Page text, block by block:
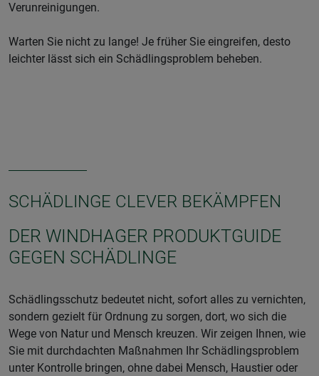
Verunreinigungen.
Warten Sie nicht zu lange! Je früher Sie eingreifen, desto
leichter lässt sich ein Schädlingsproblem beheben.
SCHÄDLINGE CLEVER BEKÄMPFEN
DER WINDHAGER PRODUKTGUIDE
GEGEN SCHÄDLINGE
Schädlingsschutz bedeutet nicht, sofort alles zu vernichten,
sondern gezielt für Ordnung zu sorgen, dort, wo sich die
Wege von Natur und Mensch kreuzen. Wir zeigen Ihnen, wie
Sie mit durchdachten Maßnahmen Ihr Schädlingsproblem
unter Kontrolle bringen, ohne dabei Mensch, Haustier oder